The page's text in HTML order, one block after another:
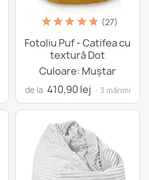
(27)
Fotoliu Puf - Catifea cu
textură Dot
Culoare: Muștar
de la 410,90 lej · 3 mărimi